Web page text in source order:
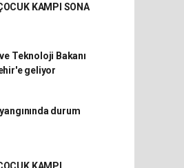
KAMPI SONA
Teknoloji Bakanı
geliyor
durum
KAMPI